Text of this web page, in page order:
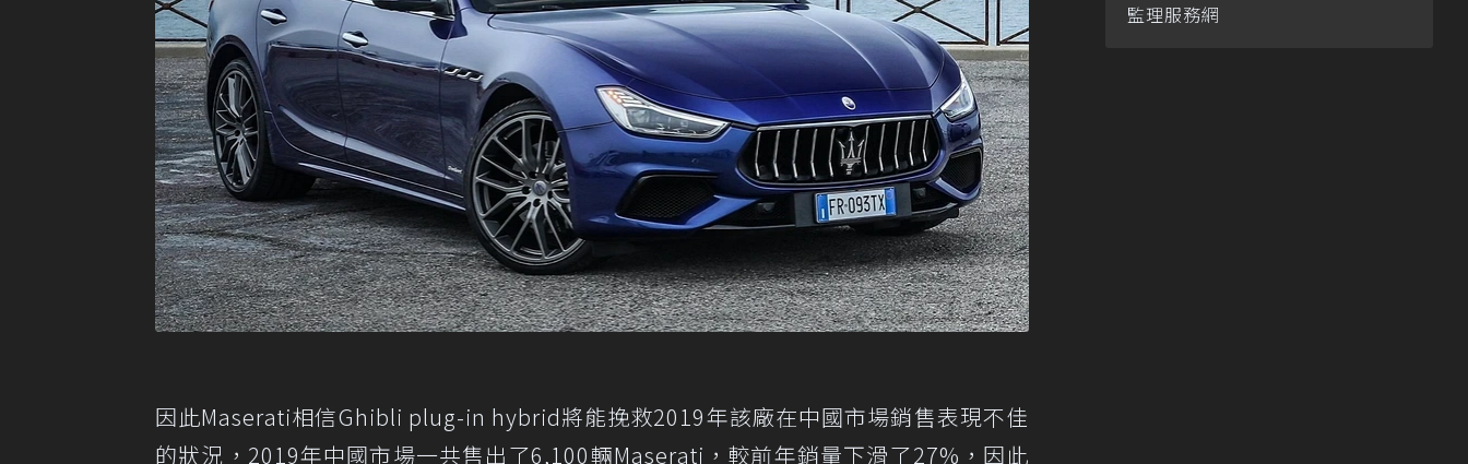
因此Maserati相信Ghibli plug-in hybrid將能挽救2019年該廠在中國市場銷售表現不佳
的狀況，2019年中國市場一共售出了6,100輛Maserati，較前年銷量下滑了27%，因此
監理服務網